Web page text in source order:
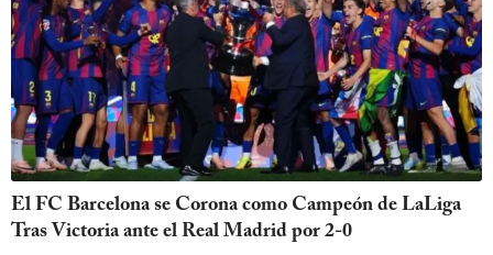
El FC Barcelona se Corona como Campeón de LaLiga
Tras Victoria ante el Real Madrid por 2-0